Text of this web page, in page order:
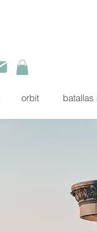
orbit batallas